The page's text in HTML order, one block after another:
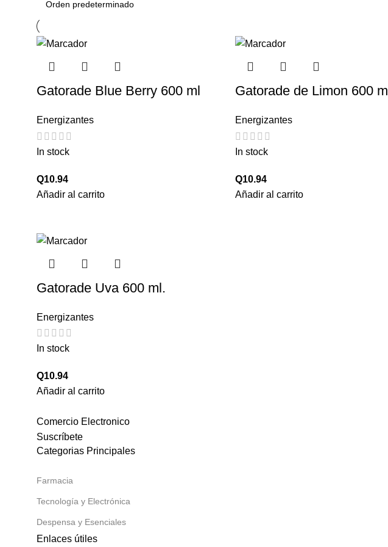
Gatorade Blue Berry 600 ml
Energizantes
In stock
Q10.94
Añadir al carrito
Gatorade de Limon 600 ml
Energizantes
In stock
Q10.94
Añadir al carrito
Gatorade Uva 600 ml.
Energizantes
In stock
Q10.94
Añadir al carrito
Comercio Electronico
Suscríbete
Categorias Principales
Farmacia
Tecnología y Electrónica
Despensa y Esenciales
Enlaces útiles